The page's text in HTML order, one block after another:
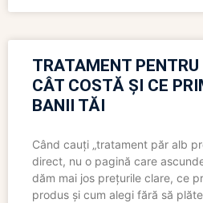
TRATAMENT PENTRU
CÂT COSTĂ ȘI CE
BANII TĂI
Când cauți „tratament păr alb
direct, nu o pagină care
dăm mai jos prețurile clare, ce
produs și cum alegi fără să